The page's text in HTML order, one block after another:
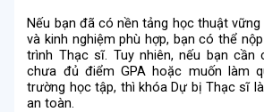
Nếu bạn đã có nền tảng học thuật
và kinh nghiệm phù hợp, bạn có thể
trình Thạc sĩ. Tuy nhiên, nếu bạn cần
chưa đủ điểm GPA hoặc muốn làm
trường học tập, thì khóa Dự bị Thạc sĩ
an toàn.